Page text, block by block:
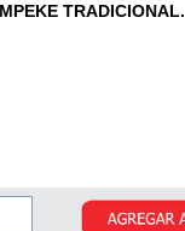
TRADICIONAL.